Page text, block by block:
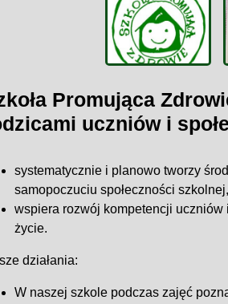
Promująca
uczniów i
systematycznie i planowo tworzy
samopoczuciu społeczności szkolnej,
wspiera rozwój kompetencji uczniów
życie.
działania:
W naszej szkole podczas zajęć